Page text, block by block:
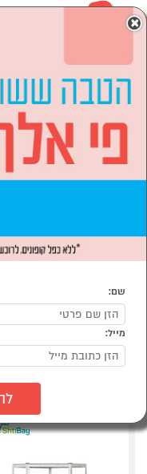
הסתר
שולחנות קפה
פינתיים/המתנה (6)
שידות כניסה (13)
מדפים (28)
מעמדי עציצים (6)
עיצוב הבית
נמצאו 142 מוצרי עיצוב הבית
×
שם:
מייל: